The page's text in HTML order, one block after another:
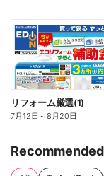
リフォーム厳選(1)
7月12日 ～8月20日